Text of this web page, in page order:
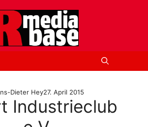
Dieter Hey27. April 2015
Industrieclub